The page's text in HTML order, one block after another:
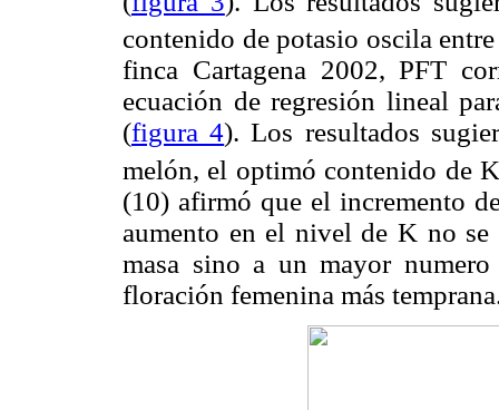
contenido de potasio oscila
finca Cartagena 2002, PFT
ecuación de regresión lineal
(figura 4). Los resultados
melón, el optimó contenido de
(10) afirmó que el incremento
aumento en el nivel de K no
masa sino a un mayor
floración femenina más